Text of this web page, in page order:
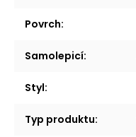
Povrch:
Samolepicí:
Styl:
Typ produktu: